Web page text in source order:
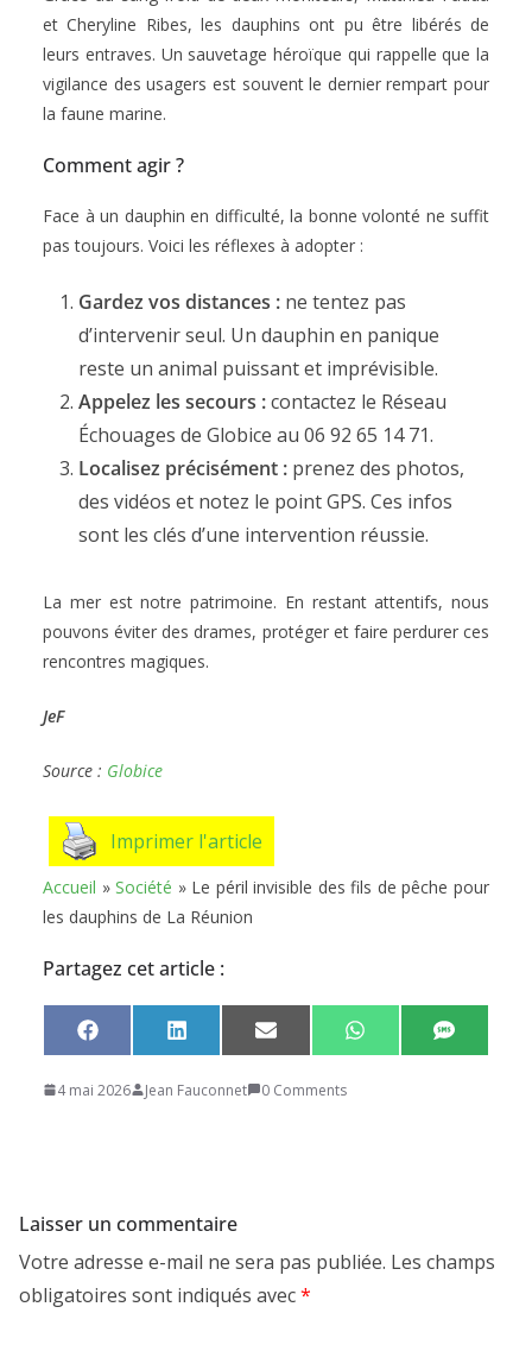
et Cheryline Ribes, les dauphins ont pu être libérés de
leurs entraves. Un sauvetage héroïque qui rappelle que la
vigilance des usagers est souvent le dernier rempart pour
la faune marine.
Comment agir ?
Face à un dauphin en difficulté, la bonne volonté ne suffit
pas toujours. Voici les réflexes à adopter :
Gardez vos distances : ne tentez pas
d’intervenir seul. Un dauphin en panique
reste un animal puissant et imprévisible.
Appelez les secours :contactez le Réseau
Échouages de Globice au 06 92 65 14 71.
Localisez précisément : prenez des photos,
des vidéos et notez le point GPS. Ces infos
sont les clés d’une intervention réussie.
La mer est notre patrimoine. En restant attentifs, nous
pouvons éviter des drames, protéger et faire perdurer ces
rencontres magiques.
JeF
Source : Globice
Imprimer l'article
Accueil » Société » Le péril invisible des fils de pêche pour
les dauphins de La Réunion
Partagez cet article :
Share
on
F
a
e
Share
on
L
i
k
Share
on
E
m
i
Share
on
W
h
Share
on
S
M
4 mai 2026 Jean Fauconnet 0 Comments
Laisser un commentaire
Votre adresse e-mail ne sera pas publiée. Les champs
obligatoires sont indiqués avec*